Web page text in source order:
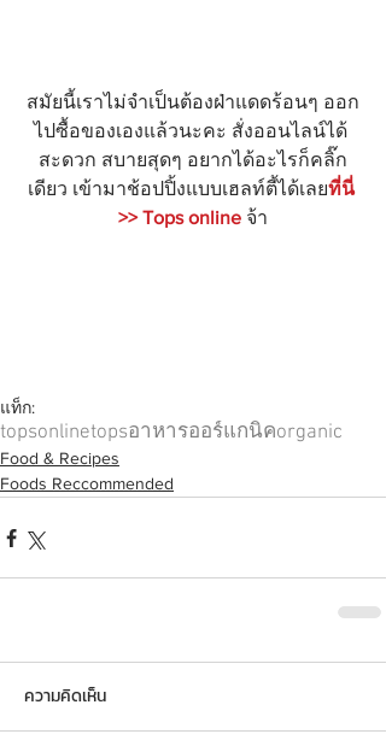
สมัยนี้เราไม่จําเป็นต้องฝ่าแดดร้อนๆ ออก
ไปซื้อของเองแล้วนะคะ สั่งออนไลน์ได้
สะดวก สบายสุดๆ อยากได้อะไรก็คลิ๊ก
เดียว เข้ามาช้อปปิ้งแบบเฮลท์ตี้ได้เลยที่นี่
>> Tops online จ้า
แท็ก:
topsonlinetopsอาหารออร์แกนิคorganic
Food & Recipes
Foods Reccommended
ความคิดเห็น